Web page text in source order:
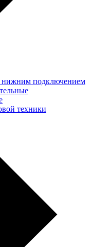
нижним подключением
техники